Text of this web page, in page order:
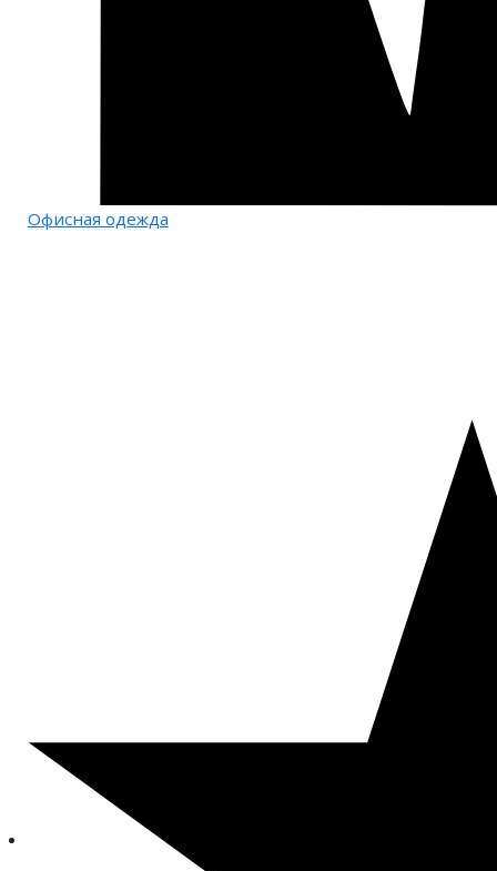
Офисная одежда